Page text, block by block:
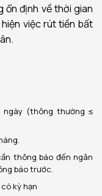
ổn định về thời gian
việc rút tiền bất
(thông thường ≤
thông báo đến ngân
báo trước.
kỳ hạn